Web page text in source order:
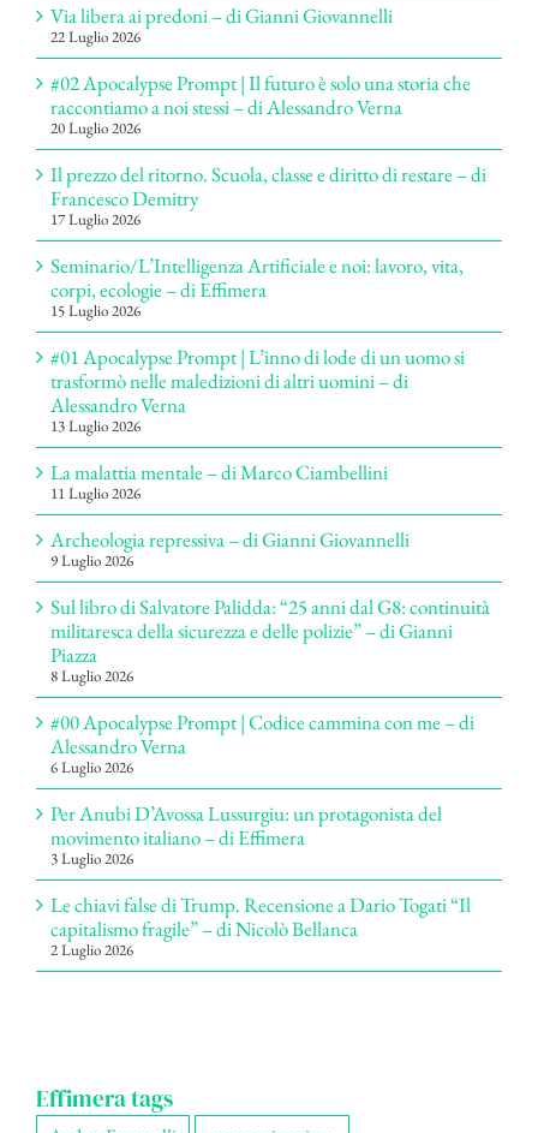
Via libera ai predoni – di Gianni Giovannelli
22 Luglio 2026
#02 Apocalypse Prompt | Il futuro è solo una storia che
raccontiamo a noi stessi – di Alessandro Verna
20 Luglio 2026
Il prezzo del ritorno. Scuola, classe e diritto di restare – di
Francesco Demitry
17 Luglio 2026
Seminario/L’Intelligenza Artificiale e noi: lavoro, vita,
corpi, ecologie – di Effimera
15 Luglio 2026
#01 Apocalypse Prompt | L’inno di lode di un uomo si
trasformò nelle maledizioni di altri uomini – di
Alessandro Verna
13 Luglio 2026
La malattia mentale – di Marco Ciambellini
11 Luglio 2026
Archeologia repressiva – di Gianni Giovannelli
9 Luglio 2026
Sul libro di Salvatore Palidda: “25 anni dal G8: continuità
militaresca della sicurezza e delle polizie” – di Gianni
Piazza
8 Luglio 2026
#00 Apocalypse Prompt | Codice cammina con me – di
Alessandro Verna
6 Luglio 2026
Per Anubi D’Avossa Lussurgiu: un protagonista del
movimento italiano – di Effimera
3 Luglio 2026
Le chiavi false di Trump. Recensione a Dario Togati “Il
capitalismo fragile” – di Nicolò Bellanca
2 Luglio 2026
Effimera tags